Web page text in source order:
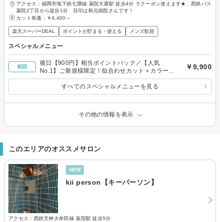
アクセス：福岡市地下鉄七隈線 薬院大通駅 徒歩4分 ラクーポン使えます★、西鉄バス
薬院2丁目から徒歩1分 目印は秋元病院さんです！
カット単価： ￥4,400～
楽天スーパーDEAL ポイントが貯まる・使える メンズ歓迎
スペシャルメニュー
初回
後日【900円】相当ポイントバック／【人気
No.1】ご新規様限定！似合わせカット＋カラー＋
トリートメント
￥9,900
すべてのスペシャルメニューを見る
その他の情報を表示
このエリアのオススメサロン
NEW
kii person【キーパーソン】
アクセス：西鉄天神大牟田線 薬院駅 徒歩5分